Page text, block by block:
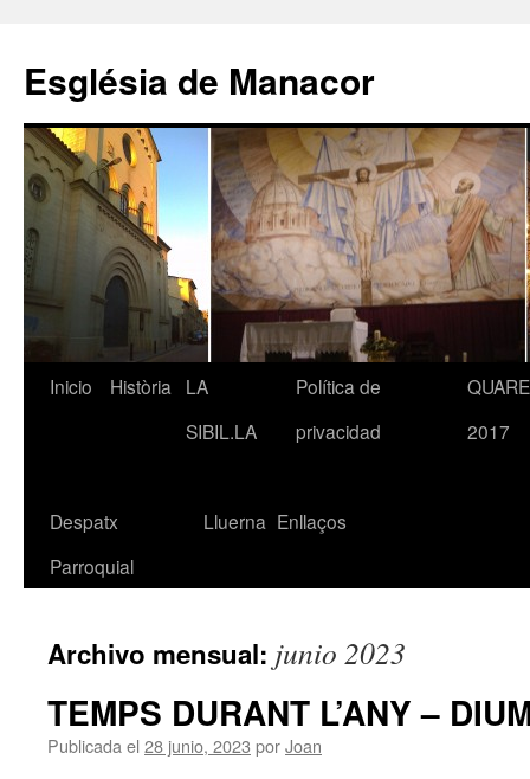
contenido
Església de Manacor
Inicio Història
LA
SIBIL.LA
Política de
privacidad
2017
Despatx
Parroquial
Lluerna Enllaços
Archivo mensual: junio 2023
TEMPS DURANT L’ANY –
Publicada el 28 junio, 2023 porJoan